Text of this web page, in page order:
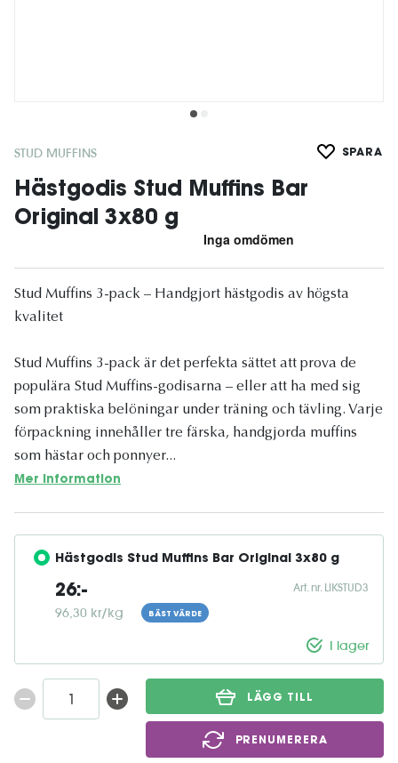
STUD MUFFINS SPARA
Hästgodis Stud Muffins Bar
Original 3x80 g
Stud Muffins 3-pack – Handgjort hästgodis av högsta
kvalitet
Stud Muffins 3-pack är det perfekta sättet att prova de
populära Stud Muffins-godisarna – eller att ha med sig
som praktiska belöningar under träning och tävling. Varje
förpackning innehåller tre färska, handgjorda muffins
som hästar och ponnyer...
Mer information
Hästgodis Stud Muffins Bar Original 3x80 g
26:-
96,30 kr/kg BÄST VÄRDE
Art. nr. LIKSTUD3
I lager
LÄGG TILL
PRENUMERERA